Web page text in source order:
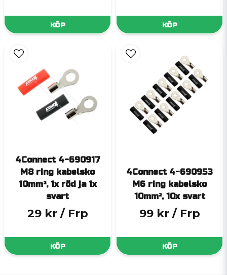
KÖP KÖP
4Connect 4-690917
M8 ring kabelsko
10mm², 1x röd ja 1x
svart
29 kr / Frp
KÖP
4Connect 4-690953
M6 ring kabelsko
10mm², 10x svart
99 kr / Frp
KÖP